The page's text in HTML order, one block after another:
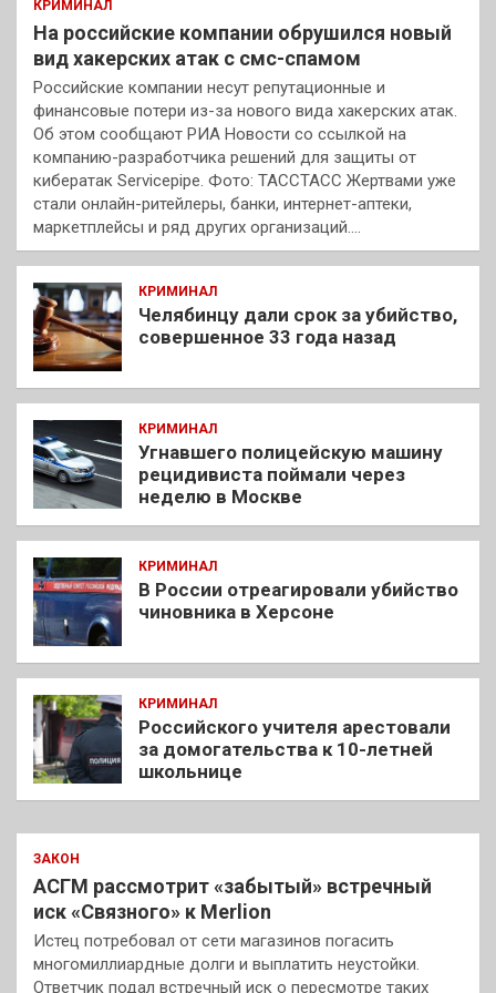
КРИМИНАЛ
На российские компании обрушился новый
вид хакерских атак с смс-спамом
Российские компании несут репутационные и
финансовые потери из-за нового вида хакерских атак.
Об этом сообщают РИА Новости со ссылкой на
компанию-разработчика решений для защиты от
кибератак Servicepipe. Фото: ТАССТАСС Жертвами уже
стали онлайн-ритейлеры, банки, интернет-аптеки,
маркетплейсы и ряд других организаций.…
КРИМИНАЛ
Челябинцу дали срок за убийство,
совершенное 33 года назад
КРИМИНАЛ
Угнавшего полицейскую машину
рецидивиста поймали через
неделю в Москве
КРИМИНАЛ
В России отреагировали убийство
чиновника в Херсоне
КРИМИНАЛ
Российского учителя арестовали
за домогательства к 10-летней
школьнице
ЗАКОН
АСГМ рассмотрит «забытый» встречный
иск «Связного» к Merlion
Истец потребовал от сети магазинов погасить
многомиллиардные долги и выплатить неустойки.
Ответчик подал встречный иск о пересмотре таких